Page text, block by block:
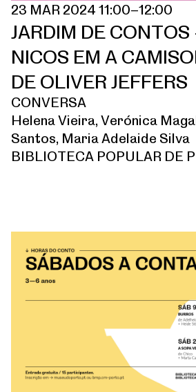
23 MAR 2024 11:00–12:00
JARDIM DE
NICOS EM A
DE OLIVER JEFFERS
CONVERSA
Helena Vieira, Verónica
Santos, Maria Adelaide Silva
BIBLIOTECA POPULAR DE